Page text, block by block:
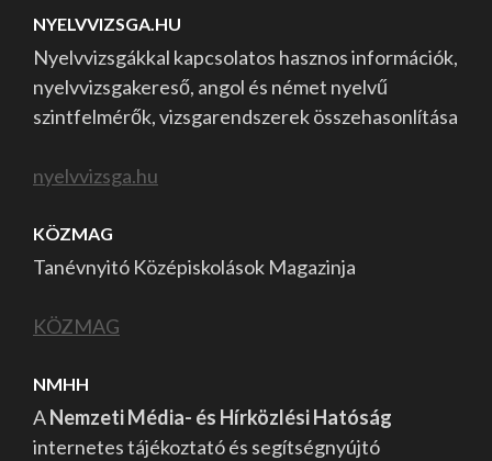
NYELVVIZSGA.HU
Nyelvvizsgákkal kapcsolatos hasznos információk,
nyelvvizsgakereső, angol és német nyelvű
szintfelmérők, vizsgarendszerek összehasonlítása
nyelvvizsga.hu
KÖZMAG
Tanévnyitó Középiskolások Magazinja
KÖZMAG
NMHH
ANemzeti Média- és Hírközlési Hatóság
internetes tájékoztató és segítségnyújtó